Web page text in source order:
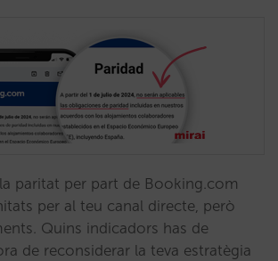
paritat per part de Booking.com
per al teu canal directe, però
Quins indicadors has de
de reconsiderar la teva estratègia